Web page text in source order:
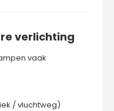
verlichting
vaak
/ vluchtweg)